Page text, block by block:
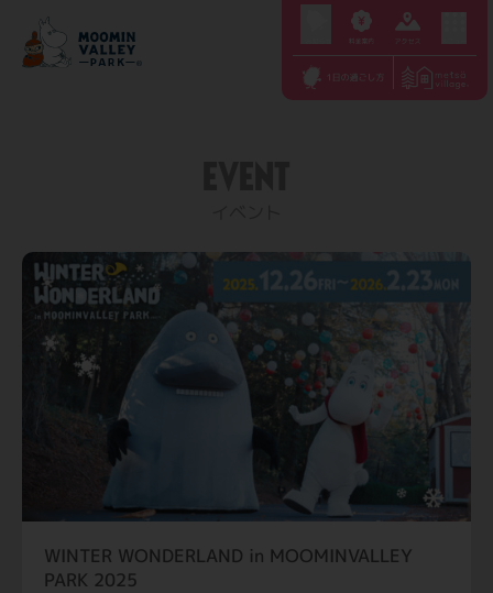
WINTER WONDERLAND in MOOMINVALLEY
PARK 2025